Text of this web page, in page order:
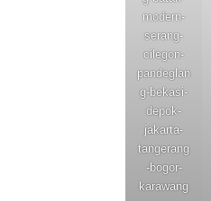
modern-
serang-
cilegon-
pandeglan
g-bekasi-
depok-
jakarta-
tangerang
-bogor-
karawang